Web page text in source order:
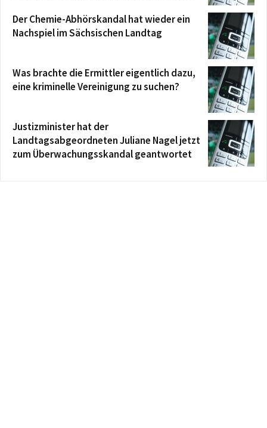
Der Chemie-Abhörskandal hat wieder ein
Nachspiel im Sächsischen Landtag
Was brachte die Ermittler eigentlich dazu,
eine kriminelle Vereinigung zu suchen?
Justizminister hat der
Landtagsabgeordneten Juliane Nagel jetzt
zum Überwachungsskandal geantwortet